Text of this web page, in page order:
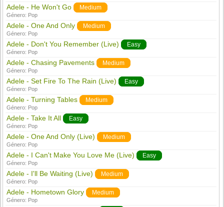
Adele - He Won't Go Medium
Género: Pop
Adele - One And Only Medium
Género: Pop
Adele - Don't You Remember (Live) Easy
Género: Pop
Adele - Chasing Pavements Medium
Género: Pop
Adele - Set Fire To The Rain (Live) Easy
Género: Pop
Adele - Turning Tables Medium
Género: Pop
Adele - Take It All Easy
Género: Pop
Adele - One And Only (Live) Medium
Género: Pop
Adele - I Can't Make You Love Me (Live) Easy
Género: Pop
Adele - I'll Be Waiting (Live) Medium
Género: Pop
Adele - Hometown Glory Medium
Género: Pop